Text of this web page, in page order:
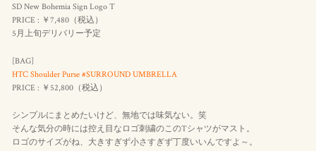
SD New Bohemia Sign Logo T
PRICE : ￥7,480（税込 ）
5月上旬デリバリー予定
[BAG]
HTC Shoulder Purse #SURROUND UMBRELLA
PRICE : ￥52,800（税込 ）
シンプルにまとめたいけど、無地では味気ない。笑
そんな気分の時には控え目なロゴ刺繍のこのTシャツがマスト。
ロゴのサイズがね、大きすぎず小さすぎず丁度いいんですよ～。